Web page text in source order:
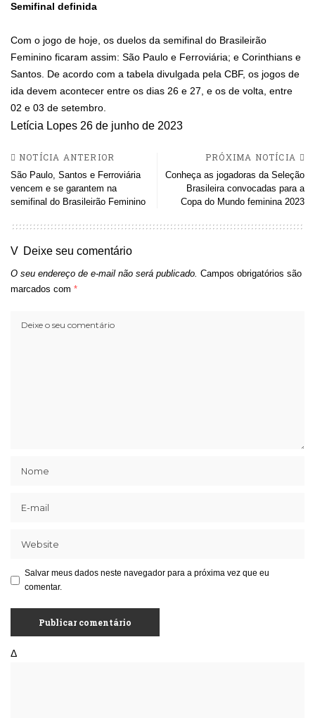
Semifinal definida
Com o jogo de hoje, os duelos da semifinal do Brasileirão
Feminino ficaram assim: São Paulo e Ferroviária; e Corinthians e
Santos. De acordo com a tabela divulgada pela CBF, os jogos de
ida devem acontecer entre os dias 26 e 27, e os de volta, entre
02 e 03 de setembro.
Letícia Lopes 26 de junho de 2023
NOTÍCIA ANTERIOR
São Paulo, Santos e Ferroviária
vencem e se garantem na
semifinal do Brasileirão Feminino
PRÓXIMA NOTÍCIA
Conheça as jogadoras da Seleção
Brasileira convocadas para a
Copa do Mundo feminina 2023
Deixe seu comentário
O seu endereço de e-mail não será publicado. Campos obrigatórios são
marcados com *
Salvar meus dados neste navegador para a próxima vez que eu
comentar.
Δ